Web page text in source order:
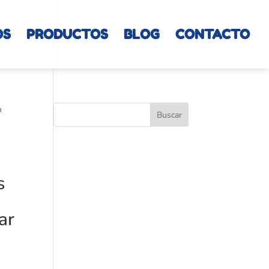
PRODUCTOS BLOG CONTACTO